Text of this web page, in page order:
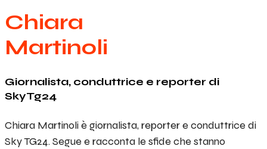
Chiara
Martinoli
Giornalista, conduttrice e reporter di
SkyTg24
Chiara Martinoli è giornalista, reporter e conduttrice di
Sky TG24. Segue e racconta le sfide che stanno